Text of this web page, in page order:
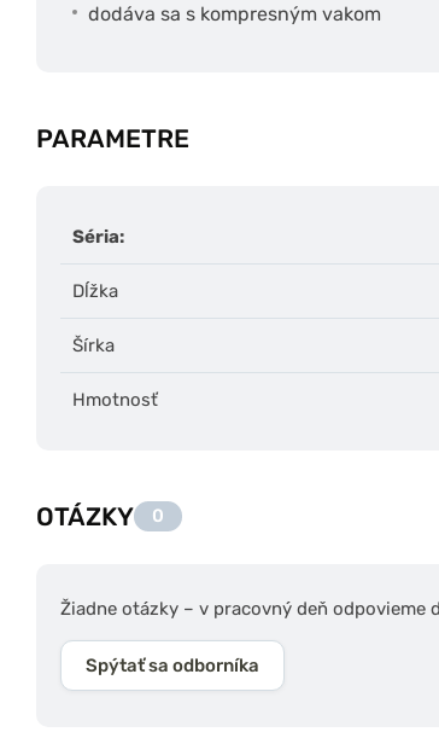
dodáva sa s kompresným vakom
PARAMETRE
Séria:
Dĺžka
Šírka
Hmotnosť
OTÁZKY 0
Žiadne otázky – v pracovný deň odpovieme
Spýtať sa odborníka